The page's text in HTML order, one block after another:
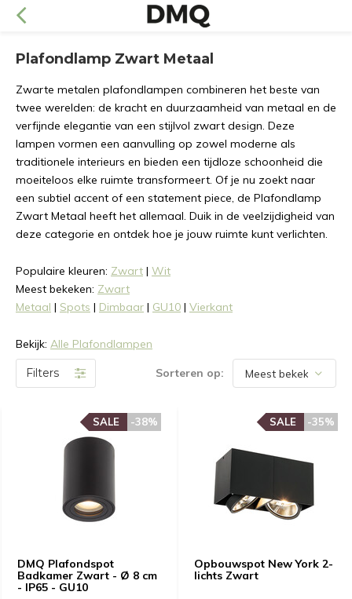
Plafondlamp Zwart Metaal
Zwarte metalen plafondlampen combineren het beste van
twee werelden: de kracht en duurzaamheid van metaal en de
verfijnde elegantie van een stijlvol zwart design. Deze
lampen vormen een aanvulling op zowel moderne als
traditionele interieurs en bieden een tijdloze schoonheid die
moeiteloos elke ruimte transformeert. Of je nu zoekt naar
een subtiel accent of een statement piece, de Plafondlamp
Zwart Metaal heeft het allemaal. Duik in de veelzijdigheid van
deze categorie en ontdek hoe je jouw ruimte kunt verlichten.
Populaire kleuren: Zwart | Wit
Meest bekeken: Zwart
Metaal | Spots | Dimbaar | GU10 | Vierkant
Bekijk: Alle Plafondlampen
Filters Sorteren op:
DMQ Plafondspot
Badkamer Zwart - Ø 8 cm
- IP65 - GU10
-38%
SALE
Opbouwspot New York 2-
lichts Zwart
-35%
SALE